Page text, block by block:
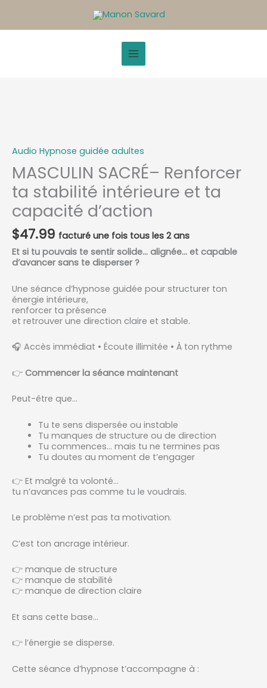
Audio Hypnose guidée adultes
MASCULIN SACRÉ– Renforcer
ta stabilité intérieure et ta
capacité d’action
$47.99
Et si tu pouvais te sentir solide… alignée… et capable
d’avancer sans te disperser ?
Une séance d’hypnose guidée pour structurer ton
énergie intérieure,
renforcer ta présence
et retrouver une direction claire et stable.
🎧 Accès immédiat • Écoute illimitée • À ton rythme
👉 Commencer la séance maintenant
Peut-être que…
Tu te sens dispersée ou instable
Tu manques de structure ou de direction
Tu commences… mais tu ne termines pas
Tu doutes au moment de t’engager
👉 Et malgré ta volonté…
tu n’avances pas comme tu le voudrais.
Le problème n’est pas ta motivation.
C’est ton ancrage intérieur.
👉 manque de structure
👉 manque de stabilité
👉 manque de direction claire
Et sans cette base…
👉 l’énergie se disperse.
Cette séance d’hypnose t’accompagne à :
SACRÉ–
Renforcer
ta
stabilité
intérieure
et
ta
capacité
d’action